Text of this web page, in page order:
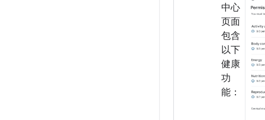
中心
页面
包含
以下
健康
功
能：